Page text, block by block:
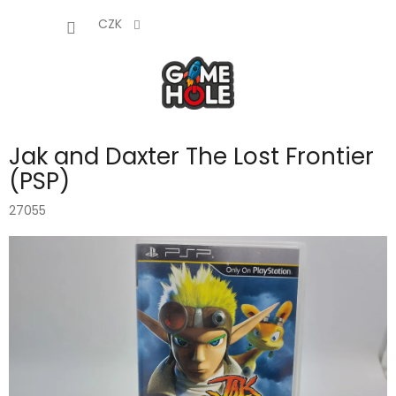
CZK
Jak and Daxter The Lost Frontier
(PSP)
27055